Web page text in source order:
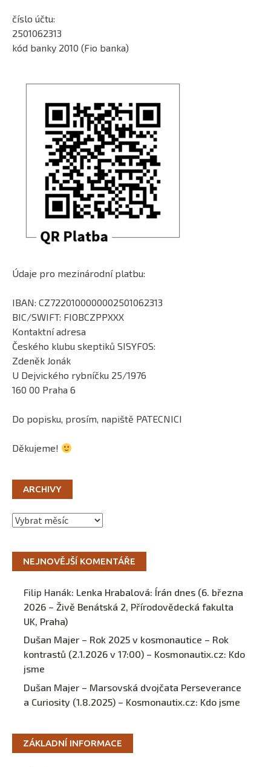
číslo účtu:
2501062313
kód banky 2010 (Fio banka)
Údaje pro mezinárodní platbu:
IBAN: CZ7220100000002501062313
BIC/SWIFT: FIOBCZPPXXX
Kontaktní adresa
Českého klubu skeptiků SISYFOS:
Zdeněk Jonák
U Dejvického rybníčku 25/1976
160 00 Praha 6
Do popisku, prosím, napiště PATECNICI
Děkujeme!
ARCHIVY
Archivy
NEJNOVĚJŠÍ KOMENTÁŘE
Filip Hanák: Lenka Hrabalová: Írán dnes (6. března
2026 – Živě Benátská 2, Přírodovědecká fakulta
UK, Praha)
Dušan Majer – Rok 2025 v kosmonautice – Rok
kontrastů (2.1.2026 v 17:00) – Kosmonautix.cz: Kdo
jsme
Dušan Majer – Marsovská dvojčata Perseverance
a Curiosity (1.8.2025) – Kosmonautix.cz: Kdo jsme
ZÁKLADNÍ INFORMACE